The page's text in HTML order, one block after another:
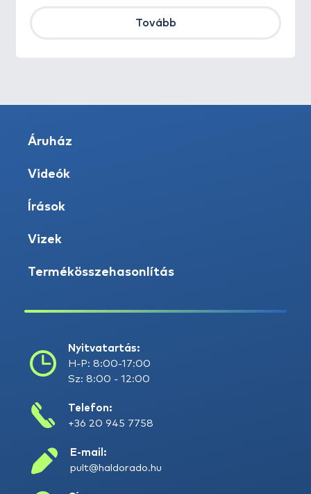
Tovább
Áruház
Videók
Írások
Vizek
Termékösszehasonlítás
Nyitvatartás:
H-P: 8:00-17:00
Sz: 8:00 - 12:00
Telefon:
+36 20 945 7758
E-mail:
pult@haldorado.hu